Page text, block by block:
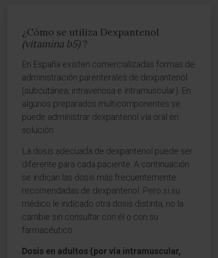
¿Cómo se utiliza Dexpantenol
(vitamina b5)?
En España existen comercializadas formas de
administración parenterales de dexpantenol
(subcutánea, intravenosa e intramuscular). En
algunos preparados multicomponentes se
puede administrar dexpantenol vía oral en
solución.
La dosis adecuada de dexpantenol puede ser
diferente para cada paciente. A continuación
se indican las dosis más frecuentemente
recomendadas de dexpantenol. Pero si su
médico le indicado otra dosis distinta, no la
cambie sin consultar con él o con su
farmacéutico.
Dosis en adultos (por vía intramuscular,